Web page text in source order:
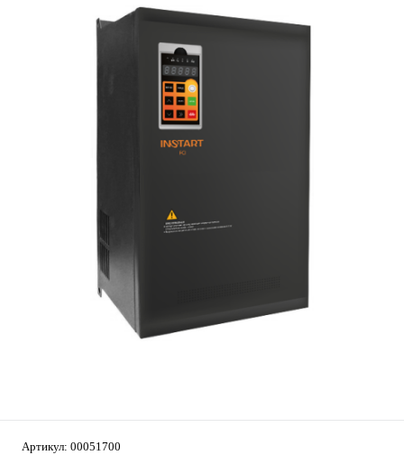
Артикул: 00051700